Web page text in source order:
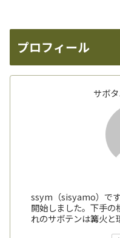
プロフィール
サボ
ssym（sisyamo）で
開始しました。下手の
れのサボテンは篝火と